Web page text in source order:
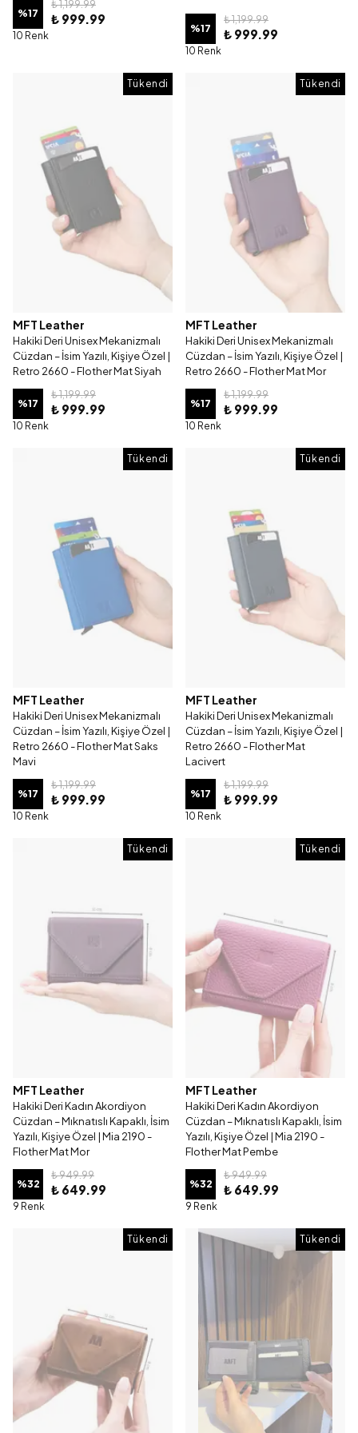
%17
₺ 1,199.99
₺ 999.99
10 Renk
%17
₺ 1,199.99
₺ 999.99
10 Renk
Tükendi
MFT Leather
Hakiki Deri Unisex Mekanizmalı
Cüzdan – İsim Yazılı, Kişiye Özel |
Retro 2660 - Flother Mat Siyah
%17
₺ 1,199.99
₺ 999.99
10 Renk
Tükendi
MFT Leather
Hakiki Deri Unisex Mekanizmalı
Cüzdan – İsim Yazılı, Kişiye Özel |
Retro 2660 - Flother Mat Mor
%17
₺ 1,199.99
₺ 999.99
10 Renk
Tükendi
MFT Leather
Hakiki Deri Unisex Mekanizmalı
Cüzdan – İsim Yazılı, Kişiye Özel |
Retro 2660 - Flother Mat Saks
Mavi
%17
₺ 1,199.99
₺ 999.99
10 Renk
Tükendi
MFT Leather
Hakiki Deri Unisex Mekanizmalı
Cüzdan – İsim Yazılı, Kişiye Özel |
Retro 2660 - Flother Mat
Lacivert
%17
₺ 1,199.99
₺ 999.99
10 Renk
Tükendi
MFT Leather
Hakiki Deri Kadın Akordiyon
Cüzdan – Mıknatıslı Kapaklı, İsim
Yazılı, Kişiye Özel | Mia 2190 -
Flother Mat Mor
%32
₺ 949.99
₺ 649.99
9 Renk
Tükendi
MFT Leather
Hakiki Deri Kadın Akordiyon
Cüzdan – Mıknatıslı Kapaklı, İsim
Yazılı, Kişiye Özel | Mia 2190 -
Flother Mat Pembe
%32
₺ 949.99
₺ 649.99
9 Renk
Tükendi Tükendi